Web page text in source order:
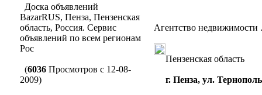
Доска объявлений
BazarRUS, Пенза, Пензенская
область, Россия. Сервис
объявлений по всем регионам
Рос
(6036Просмотров с 12-08-
2009)
Агентство недвижимости
Пензенская область
г. Пенза, ул.